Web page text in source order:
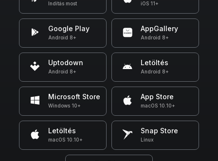
Indítás most iOS 11+
Google Play
Android 8+
AppGallery
Android 8+
Uptodown
Android 8+
Letöltés
Android 8+
Microsoft Store
Windows 10+
App Store
macOS 10.10+
Letöltés
macOS 10.10+
Snap Store
Linux